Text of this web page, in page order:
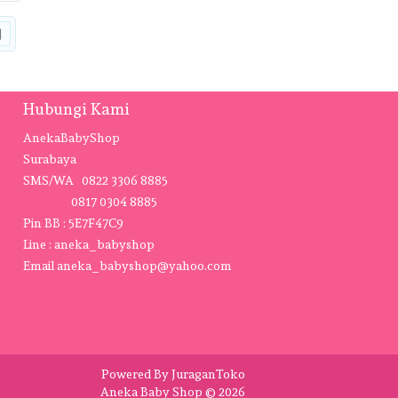
Hubungi Kami
AnekaBabyShop
Surabaya
SMS/WA 0822 3306 8885
0817 0304 8885
Pin BB : 5E7F47C9
Line : aneka_babyshop
Email aneka_babyshop@yahoo.com
Powered ByJuraganToko
Aneka Baby Shop © 2026